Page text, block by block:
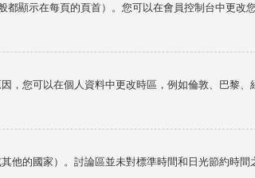
都顯示在每頁的頁首）。您可以在會員控制台中更改
您可以在個人資料中更改時區，例如倫敦、巴黎、
他的國家）。討論區並未對標準時間和日光節約時間